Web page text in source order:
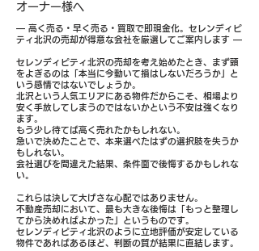
オーナー様へ
― 高く売る・早く売る・買取で即現金化。セレンディピ
ティ北沢の売却が得意な会社を厳選してご案内します ―
セレンディピティ北沢の売却を考え始めたとき、まず頭
をよぎるのは「本当に今動いて損はしないだろうか」と
いう感情ではないでしょうか。
北沢という人気エリアにある物件だからこそ、相場より
安く手放してしまうのではないかという不安は強くなり
ます。
もう少し待てば高く売れたかもしれない。
急いで決めたことで、本来選べたはずの選択肢を失うか
もしれない。
会社選びを間違えた結果、条件面で後悔するかもしれな
い。
これらは決して大げさな心配ではありません。
不動産売却において、最も大きな後悔は「もっと整理し
てから決めればよかった」というものです。
セレンディピティ北沢のように立地評価が安定している
物件であればあるほど、判断の質が結果に直結します。